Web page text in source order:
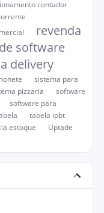
contador
revenda
software
delivery
sistema para
pizzaria
software
software para
tabela ipbt
estoque
Uptade